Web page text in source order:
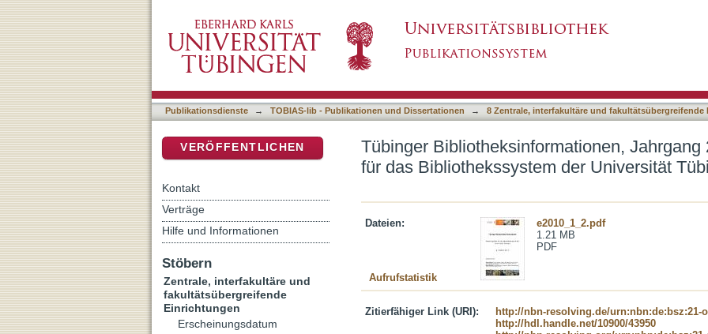
Universität Tübingen
Publikationsdienste → TOBIAS-lib - Publikationen und Dissertationen → 8 Zentrale, interfakultäre und fakultätsübergreifende
Tübinger Bibliotheksinformationen,
für das Bibliothekssystem der Universität
Dateien:
e2010_1_2.pdf
1.21 MB
PDF
Aufrufstatistik
Zitierfähiger Link (URI):
http://nbn-resolving.de/urn:nbn:de:bsz:21-
http://hdl.handle.net/10900/43950
VERÖFFENTLICHEN
Kontakt
Verträge
Hilfe und Informationen
Stöbern
Zentrale, interfakultäre und
fakultätsübergreifende
Einrichtungen
Erscheinungsdatum